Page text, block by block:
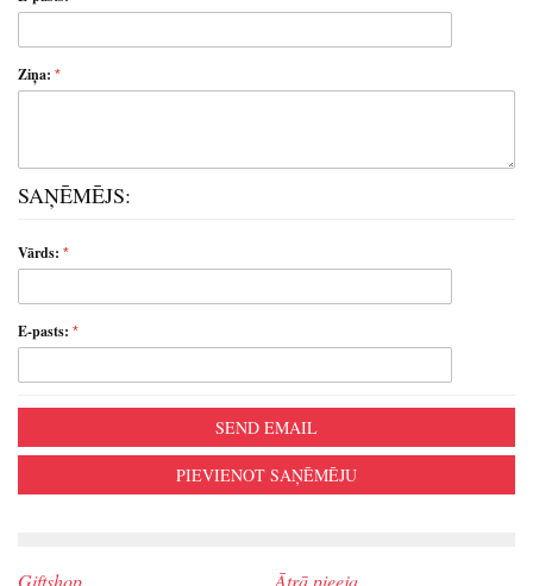
Ziņa:
SAŅĒMĒJS:
Vārds:
E-pasts:
SEND EMAIL
PIEVIENOT SAŅĒMĒJU
Giftshop Ātrā pieeja